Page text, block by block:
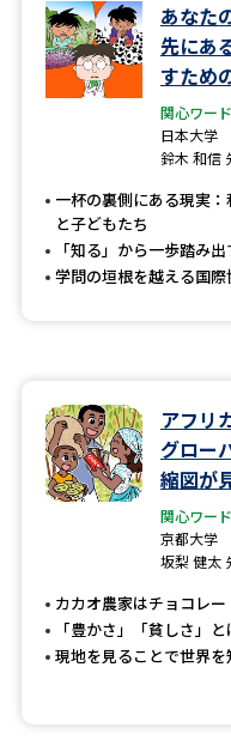
あなた
先にあ
すため
関心ワー
日本大学
鈴木 和信
一杯の裏側にある現実
と子どもたち
「知る」から一歩踏み出
学問の垣根を越える国
アフリ
グロー
縮図が
関心ワー
京都大学
坂梨 健太
カカオ農家はチョコレ
「豊かさ」「貧しさ」と
現地を見ることで世界を